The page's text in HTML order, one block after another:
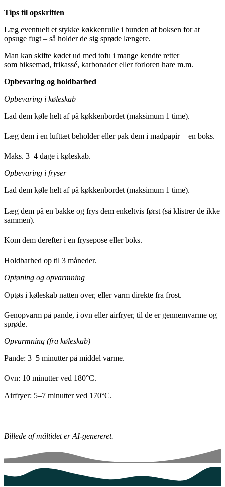
Tips til opskriften
Læg eventuelt et stykke køkkenrulle i bunden af boksen for at
opsuge fugt – så holder de sig sprøde længere.
Man kan skifte kødet ud med tofu i mange kendte retter
som biksemad, frikassé, karbonader eller forloren hare m.m.
Opbevaring og holdbarhed
Opbevaring i køleskab
Lad dem køle helt af på køkkenbordet (maksimum 1 time).
Læg dem i en lufttæt beholder eller pak dem i madpapir + en boks.
Maks. 3–4 dage i køleskab.
Opbevaring i fryser
Lad dem køle helt af på køkkenbordet (maksimum 1 time).
Læg dem på en bakke og frys dem enkeltvis først (så klistrer de ikke
sammen).
Kom dem derefter i en frysepose eller boks.
Holdbarhed op til 3 måneder.
Optøning og opvarmning
Optøs i køleskab natten over, eller varm direkte fra frost.
Genopvarm på pande, i ovn eller airfryer, til de er gennemvarme og
sprøde.
Opvarmning (fra køleskab)
Pande: 3–5 minutter på middel varme.
Ovn: 10 minutter ved 180°C.
Airfryer: 5–7 minutter ved 170°C.
Billede af måltidet er AI-genereret.